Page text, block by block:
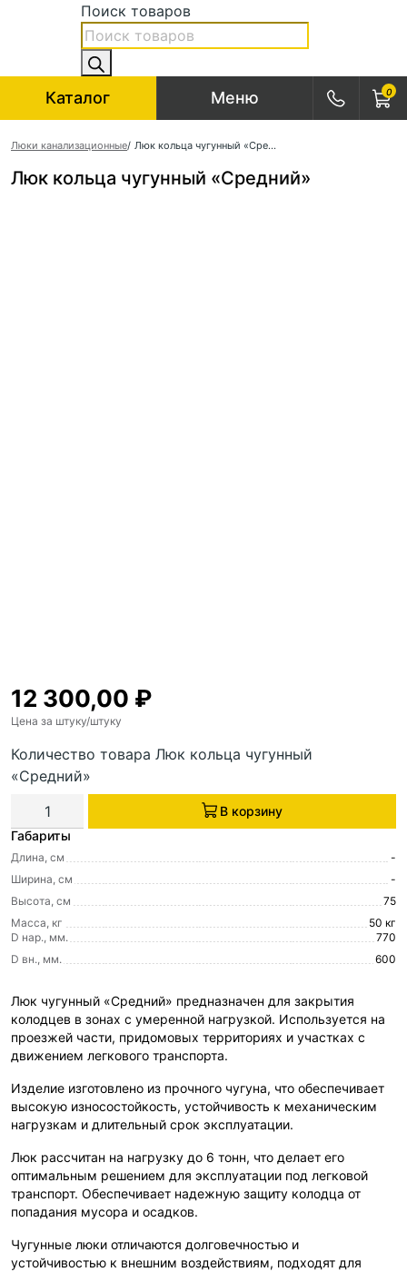
Поиск товаров
Каталог Меню 0
Люки канализационные/ Люк кольца чугунный «Средний»
Люк кольца чугунный «Средний»
Габариты
Длина, см
-
Ширина, см
-
Высота, см
75
Масса, кг
50 кг
D нар., мм.
770
D вн., мм.
600
12 300,00 ₽
Цена за штуку/штуку
Количество товара Люк кольца чугунный
«Средний»
В корзину
Люк чугунный «Средний» предназначен для закрытия
колодцев в зонах с умеренной нагрузкой. Используется на
проезжей части, придомовых территориях и участках с
движением легкового транспорта.
Изделие изготовлено из прочного чугуна, что обеспечивает
высокую износостойкость, устойчивость к механическим
нагрузкам и длительный срок эксплуатации.
Люк рассчитан на нагрузку до 6 тонн, что делает его
оптимальным решением для эксплуатации под легковой
транспорт. Обеспечивает надежную защиту колодца от
попадания мусора и осадков.
Чугунные люки отличаются долговечностью и
устойчивостью к внешним воздействиям, подходят для